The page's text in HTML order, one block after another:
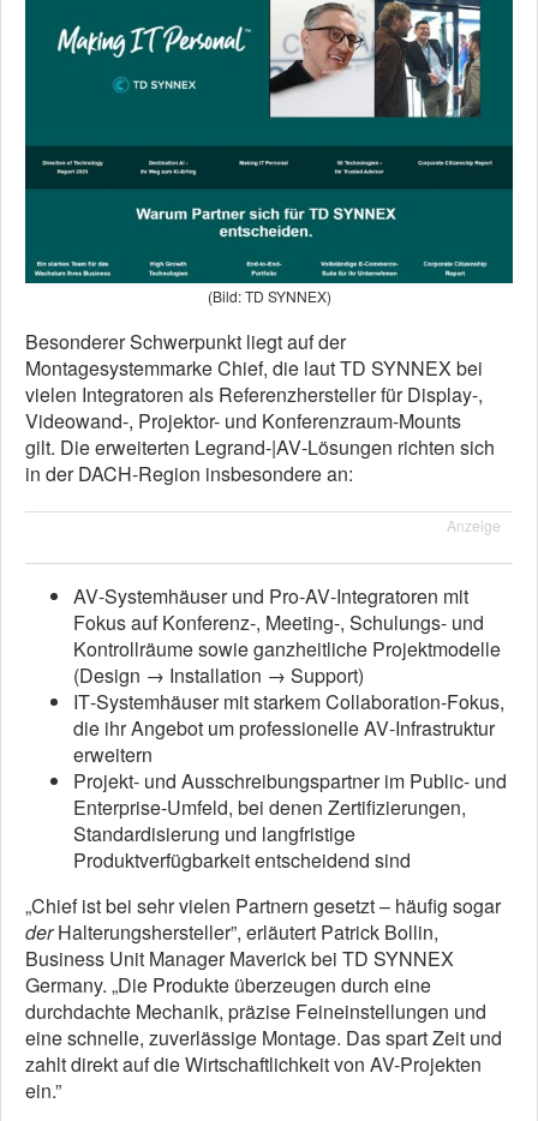
(Bild: TD SYNNEX)
Besonderer Schwerpunkt liegt auf der
Montagesystemmarke Chief, die laut TD SYNNEX bei
vielen Integratoren als Referenzhersteller für Display-,
Videowand-, Projektor- und Konferenzraum-Mounts
gilt. Die erweiterten Legrand‑|AV‑Lösungen richten sich
in der DACH‑Region insbesondere an:
Anzeige
AV‑Systemhäuser und Pro‑AV‑Integratoren mit
Fokus auf Konferenz‑, Meeting‑, Schulungs‑ und
Kontrollräume sowie ganzheitliche Projektmodelle
(Design → Installation → Support)
IT‑Systemhäuser mit starkem Collaboration‑Fokus,
die ihr Angebot um professionelle AV‑Infrastruktur
erweitern
Projekt‑ und Ausschreibungspartner im Public‑ und
Enterprise‑Umfeld, bei denen Zertifizierungen,
Standardisierung und langfristige
Produktverfügbarkeit entscheidend sind
„Chief ist bei sehr vielen Partnern gesetzt – häufig sogar
derHalterungshersteller”, erläutert Patrick Bollin,
Business Unit Manager Maverick bei TD SYNNEX
Germany. „Die Produkte überzeugen durch eine
durchdachte Mechanik, präzise Feineinstellungen und
eine schnelle, zuverlässige Montage. Das spart Zeit und
zahlt direkt auf die Wirtschaftlichkeit von AV-Projekten
ein.”